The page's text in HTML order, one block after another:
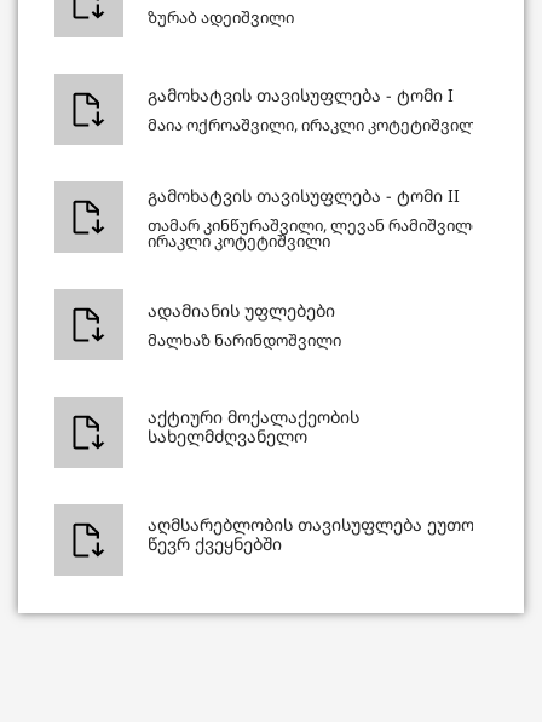
ზურაბ ადეიშვილი
გამოხატვის თავისუფლება - ტომი I
მაია ოქროაშვილი, ირაკლი კოტეტიშვილი
გამოხატვის თავისუფლება - ტომი II
თამარ კინწურაშვილი, ლევან რამიშვილი,
ირაკლი კოტეტიშვილი
ადამიანის უფლებები
მალხაზ ნარინდოშვილი
აქტიური მოქალაქეობის
სახელმძღვანელო
აღმსარებლობის თავისუფლება ეუთოს
წევრ ქვეყნებში